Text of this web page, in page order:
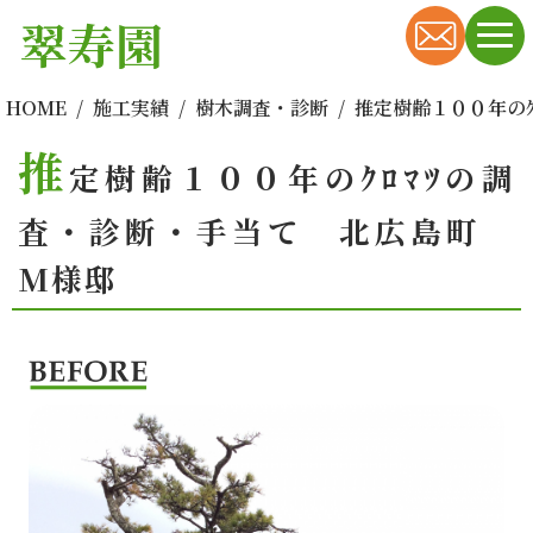
翠寿園
HOME 施工実績 樹木調査・診断 推定樹齢１００年
推定樹齢１００年のｸﾛﾏﾂの調
査・診断・手当て 北広島町
M様邸